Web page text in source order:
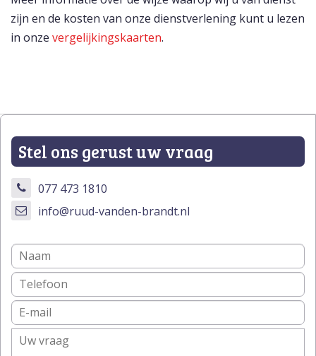
zijn en de kosten van onze dienstverlening kunt u lezen
in onze vergelijkingskaarten.
Stel ons gerust uw vraag
077 473 1810
info@ruud-vanden-brandt.nl